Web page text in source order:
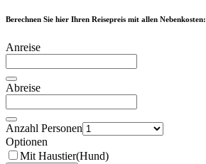
Berechnen Sie hier Ihren Reisepreis mit allen Nebenkosten:
Anreise
Abreise
Anzahl Personen
Optionen
Mit Haustier(Hund)